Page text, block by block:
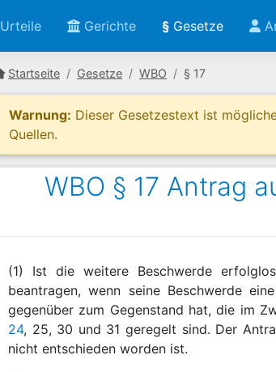
Urteile Gerichte § Gesetze
Startseite Gesetze WBO § 17
Warnung: Dieser Gesetzestext ist
Quellen.
WBO § 17 Antrag
(1) Ist die weitere Beschwerde
beantragen, wenn seine Beschwerde
gegenüber zum Gegenstand hat, die im
24, 25, 30 und 31 geregelt sind. Der
nicht entschieden worden ist.